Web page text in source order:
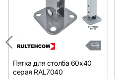
Пятка для столба 60x40
серая RAL7040